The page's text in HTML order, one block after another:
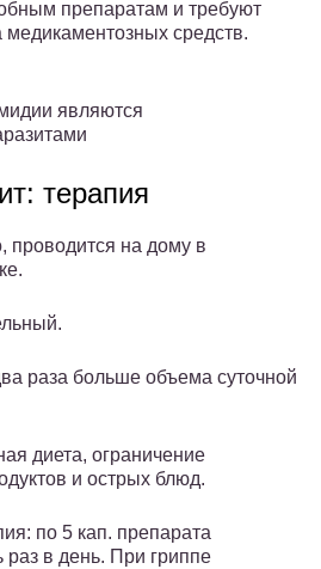
препаратам и требуют
медикаментозных средств.
являются
терапия
проводится на дому в
раза больше объема суточной
диета, ограничение
и острых блюд.
по 5 кап. препарата
в день. При гриппе